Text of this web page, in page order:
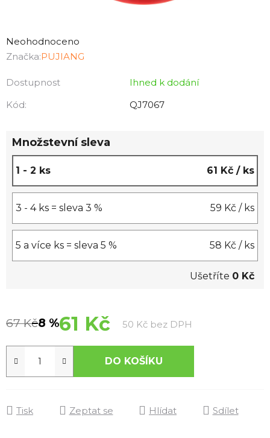
hodnocení
produktu
0,0
z
Neohodnoceno
Značka:PUJIANG
Dostupnost
Ihned k dodání
Kód:
QJ7067
Množstevní sleva
1 - 2 ks 61 Kč / ks
3 - 4 ks = sleva 3 % 59 Kč / ks
5 a více ks = sleva 5 % 58 Kč / ks
Ušetříte 0 Kč
67 Kč–8 %61 Kč 50 Kč bez DPH
DO KOŠÍKU
Tisk Zeptat se Hlídat Sdílet